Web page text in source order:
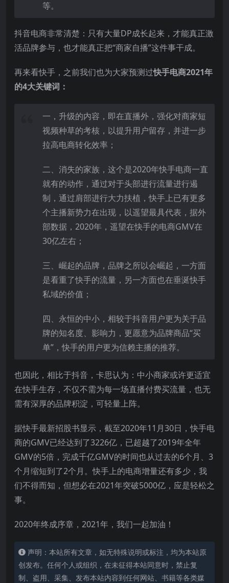
等。
抖音电商非常清楚：只有大量DP成长起来，才能真正激
活品牌参与，也才能真正把“商家自播”这件事干成。
再来看快手，之前我们也为大家预测过快手电商2021年
的4大关键词：
一，升级的内容，即在直播外，强化对商家短
视频种草的考核，以提升用户留存，并进一步
拉高电商转化效率；
二、消失的家族，这个是2020年快手电商一直
就有的动作，通过对于头部进行流量进行遏
制，通过肩部进行大力扶植，快手上已有更多
个主播新势力在出现，以遥望最具代表，据外
部数据，2020年，遥望在快手的电商GMV在
30亿左右；
三、崛起的品牌，品牌之所以会崛起，一方面
是看重了快手的流量，另一方面也在垂涎快手
私域的价值；
四、永恒的中小，相较于抖音用户更为关于品
牌的知名度、影响力，更愿意为品牌商品“买
单”，快手的用户更为信赖主播的推荐。
也因此，相比于抖音，卡思认为：中小商家或许更适宜
在快手生存，不仅不需为每一场直播付费买流量，也无
需有深厚的品牌积淀，可轻量上阵。
据快手最新招股书显示，截至2020年11月30日，快手电
商的GMV已经达到了3226亿，已超越了2019年全年
GMV的5倍，完成千亿GMV的时间也从过去的6个月、3
个月缩短到了2个月。快手上的电商增量还有多少，我
们不得而知，但想必在2021年突破5000亿，应是轻松之
事。
2020年终成序章，2021年，我们一起加油！
声明：本站所有文章，如无特殊说明或标注，均为本站原
创发布。任何个人或组织，在未征得本站同意时，禁止复
制、盗用、采集、发布本站内容到任何网站、书籍等各类媒